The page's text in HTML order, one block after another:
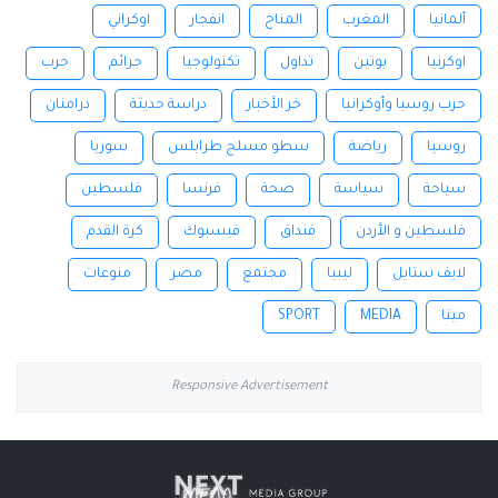
ألمانيا المغرب المناخ انفجار اوكراني
اوكرنيا بوتين تداول تكنولوجيا جرائم حرب
حرب روسيا وأوكرانيا خر الأخبار دراسة حديثة درامنان
روسيا رياضة سطو مسلح طرابلس سوريا
سياحة سياسة صحة فرنسا فلسطين
فلسطين و الأردن فنداق فيسبوك كرة القدم
لايف ستايل ليبيا مجتمع مصر منوعات
ميتا MEDIA
SPORT
Responsive Advertisement